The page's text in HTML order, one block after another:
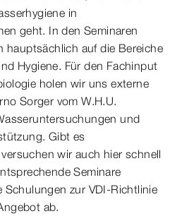
in
geht. In den Seminaren
hauptsächlich auf die Bereiche
Hygiene. Für den Fachinput
holen wir uns externe
Sorger vom W.H.U.
und
Gibt es
wir auch hier schnell
Seminare
Schulungen zur VDI-Richtlinie
ab.